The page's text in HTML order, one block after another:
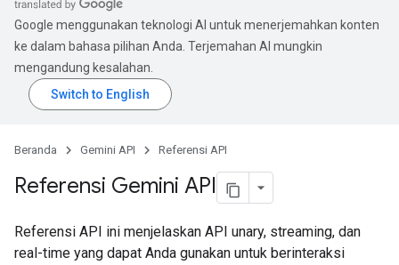
Google menggunakan teknologi AI untuk menerjemahkan konten
ke dalam bahasa pilihan Anda. Terjemahan AI mungkin
mengandung kesalahan.
Beranda Gemini API Referensi API
Referensi Gemini API
Referensi API ini menjelaskan API unary, streaming, dan
real-time yang dapat Anda gunakan untuk berinteraksi